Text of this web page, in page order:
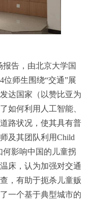
告，由北京大学国
师生围绕“交通”展
达国家（以赞比亚为
如何利用人工智能、
路状况，使其具有普
及其团队利用Child
何影响中国的儿童拐
床，认为加强对交通
，有助于扼杀儿童贩
一个基于典型城市的